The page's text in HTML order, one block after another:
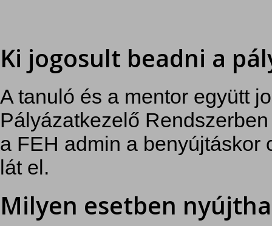
Ki jogosult beadni a
A tanuló és a mentor együtt
Pályázatkezelő
a FEH admin a benyújtáskor
lát el.
Milyen esetben